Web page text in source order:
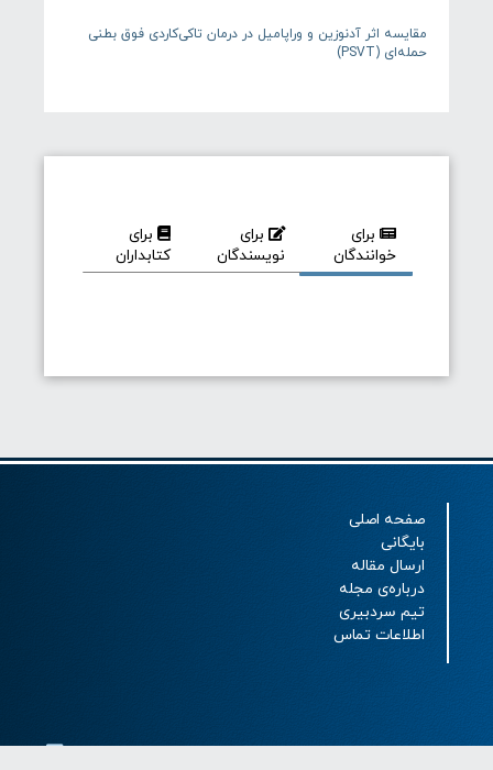
مقایسه اثر آدنوزین و وراپامیل در درمان تاکی‌کاردی فوق بطنی
حمله‌ای (PSVT)
برای
خوانندگان
برای
نویسندگان
برای
کتابداران
صفحه اصلی
بایگانی
ارسال مقاله
درباره‌ی مجله
تیم سردبیری
اطلاعات تماس